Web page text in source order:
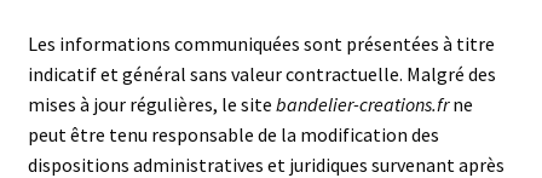
Les informations communiquées sont présentées à titre
indicatif et général sans valeur contractuelle. Malgré des
mises à jour régulières, le site bandelier-creations.frne
peut être tenu responsable de la modification des
dispositions administratives et juridiques survenant après